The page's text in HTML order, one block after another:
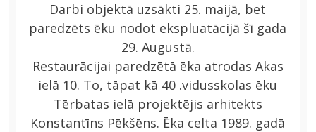
Darbi objektā uzsākti 25. maijā, bet
paredzēts ēku nodot ekspluatācijā šī gada
29. Augustā.
Restaurācijai paredzētā ēka atrodas Akas
ielā 10. To, tāpat kā 40 .vidusskolas ēku
Tērbatas ielā projektējis arhitekts
Konstantīns Pēkšēns. Ēka celta 1989. gadā